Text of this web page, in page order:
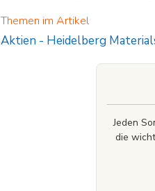
Themen im Artikel
Aktien - Heidelberg
Jeden
die